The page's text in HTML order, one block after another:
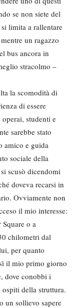
se non siete del
limita a rallentare
un ragazzo
bus ancora in
stracolmo –
la scomodità di
di essere
studenti e
sarebbe stato
amico e guida
sociale della
scusò dicendomi
doveva recarsi in
Ovviamente non
il mio interesse:
o a
chilometri dal
per quanto
il mio primo giorno
dove conobbi i
della struttura.
un sollievo sapere